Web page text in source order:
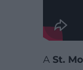
A St.